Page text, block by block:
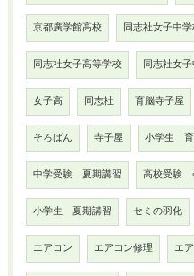
京都廣学館高校 同志社女子中
同志社女子高等学校 同志社女
女子高 同志社 育脳寺子屋
そろばん 寺子屋 小学生
中学受験 夏期講習 高校受験
小学生 夏期講習 セミの羽化
エアコン エアコン修理 エ